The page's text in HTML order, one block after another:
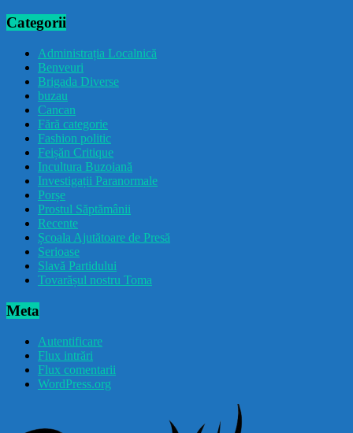
Categorii
Administrația Localnică
Benveuri
Brigada Diverse
buzau
Cancan
Fără categorie
Fashion politic
Feișăn Critique
Incultura Buzoiană
Investigații Paranormale
Porșe
Prostul Săptămânii
Recente
Școala Ajutătoare de Presă
Serioase
Slavă Partidului
Tovarășul nostru Toma
Meta
Autentificare
Flux intrări
Flux comentarii
WordPress.org